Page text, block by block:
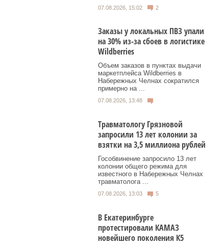
07.08.2026, 15:02 2
Заказы у локальных ПВЗ упали
на 30% из-за сбоев в логистике
Wildberries
Объем заказов в пунктах выдачи
маркетплейса Wildberries в
Набережных Челнах сократился
примерно на ...
07.08.2026, 13:48
Травматологу Грязновой
запросили 13 лет колонии за
взятки на 3,5 миллиона рублей
Гособвинение запросило 13 лет
колонии общего режима для
известного в Набережных Челнах
травматолога ...
07.08.2026, 13:03 5
В Екатеринбурге
протестировали КАМАЗ
новейшего поколения К5